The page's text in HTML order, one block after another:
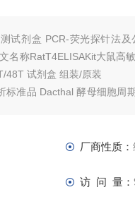
试剂盒 PCR-荧光探针法及
名称RatT4ELISAKit大鼠高
48T 试剂盒 组装/原装
准品 Dacthal 酵母细胞周
厂商性质：
访 问 量：